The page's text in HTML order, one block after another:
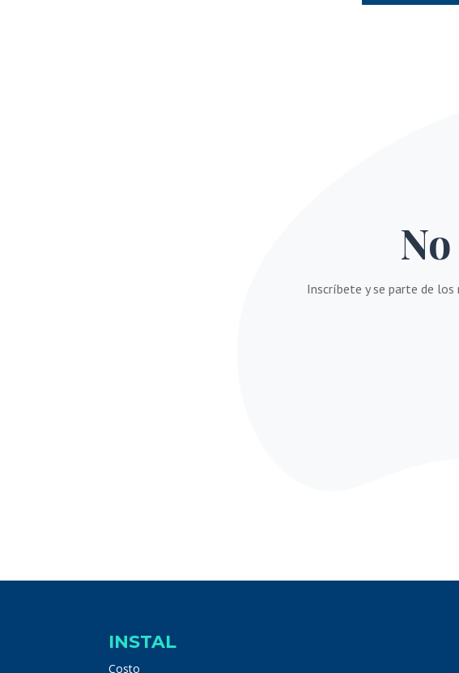
Inscríbete y se parte de
INSTAL
Costo